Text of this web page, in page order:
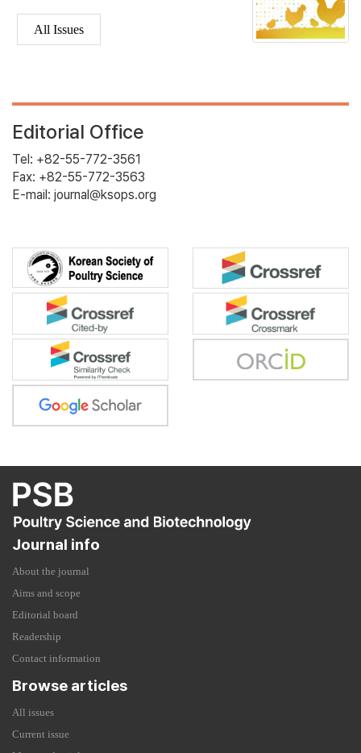
All Issues
Editorial Office
Tel: +82-55-772-3561
Fax: +82-55-772-3563
E-mail: journal@ksops.org
Journal info
About the journal
Aims and scope
Editorial board
Readership
Contact information
Browse articles
All issues
Current issue